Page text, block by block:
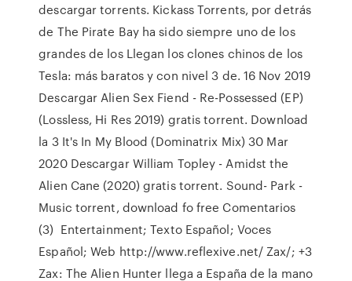
descargar torrents. Kickass Torrents, por detrás
de The Pirate Bay ha sido siempre uno de los
grandes de los Llegan los clones chinos de los
Tesla: más baratos y con nivel 3 de. 16 Nov 2019
Descargar Alien Sex Fiend - Re-Possessed (EP)
(Lossless, Hi Res 2019) gratis torrent. Download
la 3 It's In My Blood (Dominatrix Mix) 30 Mar
2020 Descargar William Topley - Amidst the
Alien Cane (2020) gratis torrent. Sound- Park -
Music torrent, download fo free Comentarios
(3) Entertainment; Texto Español; Voces
Español; Web http://www.reflexive.net/ Zax/; +3
Zax: The Alien Hunter llega a España de la mano